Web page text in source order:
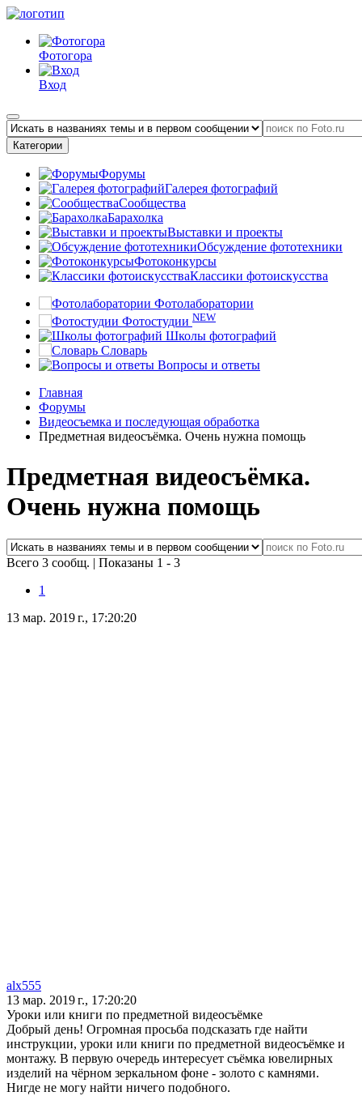
Фотогора
Вход
Категории
Форумы
Галерея фотографий
Сообщества
Барахолка
Выставки и проекты
Обсуждение фототехники
Фотоконкурсы
Классики фотоискусства
Фотолаборатории
Фотостудии NEW
Школы фотографий
Словарь
Вопросы и ответы
Главная
Форумы
Видеосъемка и последующая обработка
Предметная видеосъёмка. Очень нужна помощь
Предметная видеосъёмка.
Очень нужна помощь
Всего 3 сообщ. | Показаны 1 - 3
1
13 мар. 2019 г., 17:20:20
alx555
13 мар. 2019 г., 17:20:20
Уроки или книги по предметной видеосъёмке
Добрый день! Огромная просьба подсказать где найти
инструкции, уроки или книги по предметной видеосъёмке и
монтажу. В первую очередь интересует съёмка ювелирных
изделий на чёрном зеркальном фоне - золото с камнями.
Нигде не могу найти ничего подобного.